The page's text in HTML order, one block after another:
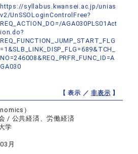
https://syllabus.kwansei.ac.jp/unias
v2/UnSSOLoginControlFree?
REQ_ACTION_DO=/AGA030PLS01Act
ion.do?
REQ_FUNCTION_JUMP_START_FLG
=1&SLB_LINK_DISP_FLG=689&TCH_
NO=246008&REQ_PRFR_FUNC_ID=A
GA030
【 表示 ／非表示 】
）
/ 公共経済、労働経済
学
月